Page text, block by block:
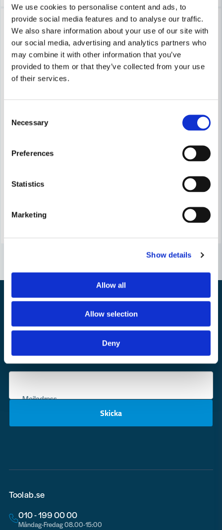
We use cookies to personalise content and ads, to
provide social media features and to analyse our traffic.
We also share information about your use of our site with
our social media, advertising and analytics partners who
may combine it with other information that you’ve
provided to them or that they’ve collected from your use
of their services.
Selection
Necessary
Preferences
Statistics
Marketing
Show details
Allow all
Allow selection
Deny
42,6 kr
Lagerrensning upp till
40%
Zekler Halvmask 1402V
Leveranstid ifrån leverantör ca
-19%
Nyhetsbrev
Mejladress
Skicka
Bli medlem i vårt nyhetsbrev och ta del av våra nyheter och erbjudande.
Toolab.se
010 - 199 00 00
Måndag-Fredag 08.00-15:00